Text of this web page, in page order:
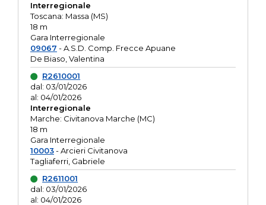
Interregionale
Toscana: Massa (MS)
18 m
Gara Interregionale
09067 - A.S.D. Comp. Frecce Apuane
De Biaso, Valentina
R2610001
dal: 03/01/2026
al: 04/01/2026
Interregionale
Marche: Civitanova Marche (MC)
18 m
Gara Interregionale
10003- Arcieri Civitanova
Tagliaferri, Gabriele
R2611001
dal: 03/01/2026
al: 04/01/2026